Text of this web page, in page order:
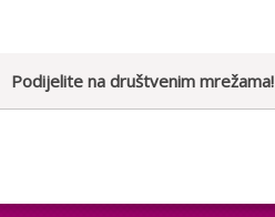
Podijelite na društvenim mrežama!